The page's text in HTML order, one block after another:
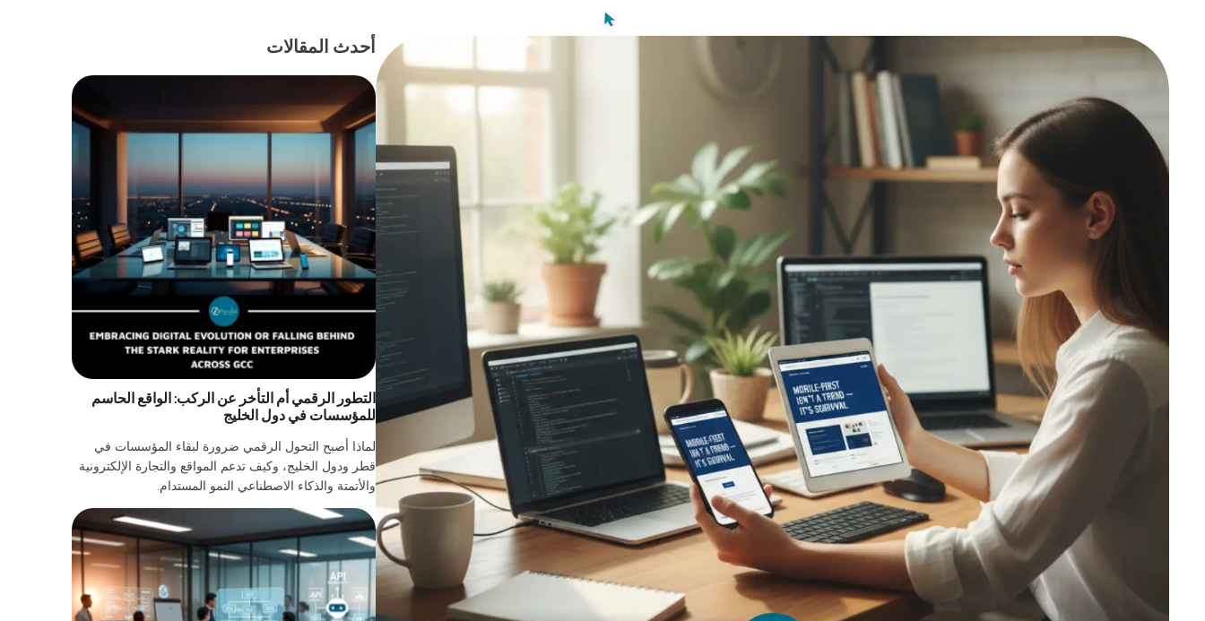
أحدث المقالات
التطور الرقمي أم التأخر عن الركب: الواقع الحاسم
للمؤسسات في دول الخليج
لماذا أصبح التحول الرقمي ضرورة لبقاء المؤسسات في
قطر ودول الخليج، وكيف تدعم المواقع والتجارة الإلكترونية
والأتمتة والذكاء الاصطناعي النمو المستدام.